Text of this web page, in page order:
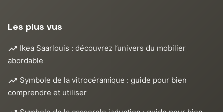
Les plus vus
Ikea Saarlouis : découvrez l’univers du mobilier
abordable
Symbole de la vitrocéramique : guide pour bien
comprendre et utiliser